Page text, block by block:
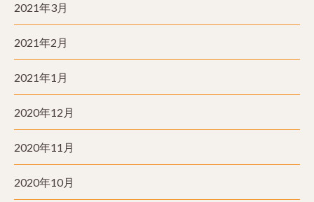
2021年3月
2021年2月
2021年1月
2020年12月
2020年11月
2020年10月